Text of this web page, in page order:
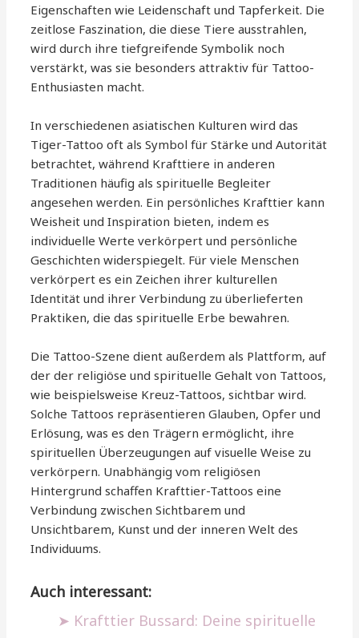
Eigenschaften wie Leidenschaft und Tapferkeit. Die
zeitlose Faszination, die diese Tiere ausstrahlen,
wird durch ihre tiefgreifende Symbolik noch
verstärkt, was sie besonders attraktiv für Tattoo-
Enthusiasten macht.
In verschiedenen asiatischen Kulturen wird das
Tiger-Tattoo oft als Symbol für Stärke und Autorität
betrachtet, während Krafttiere in anderen
Traditionen häufig als spirituelle Begleiter
angesehen werden. Ein persönliches Krafttier kann
Weisheit und Inspiration bieten, indem es
individuelle Werte verkörpert und persönliche
Geschichten widerspiegelt. Für viele Menschen
verkörpert es ein Zeichen ihrer kulturellen
Identität und ihrer Verbindung zu überlieferten
Praktiken, die das spirituelle Erbe bewahren.
Die Tattoo-Szene dient außerdem als Plattform, auf
der der religiöse und spirituelle Gehalt von Tattoos,
wie beispielsweise Kreuz-Tattoos, sichtbar wird.
Solche Tattoos repräsentieren Glauben, Opfer und
Erlösung, was es den Trägern ermöglicht, ihre
spirituellen Überzeugungen auf visuelle Weise zu
verkörpern. Unabhängig vom religiösen
Hintergrund schaffen Krafttier-Tattoos eine
Verbindung zwischen Sichtbarem und
Unsichtbarem, Kunst und der inneren Welt des
Individuums.
Auch interessant:
Krafttier Bussard: Deine spirituelle